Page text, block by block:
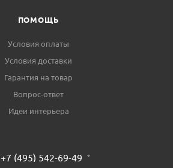
ПОМОЩЬ
Условия оплаты
Условия доставки
Гарантия на товар
Вопрос-ответ
Идеи интерьера
+7 (495) 542-69-49